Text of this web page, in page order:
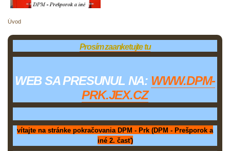
Úvod
Prosím zaanketujte tu
WEB SA PRESUNUL NA: WWW.DPM-
PRK.JEX.CZ
vítajte na stránke pokračovania DPM - Prk (DPM - Prešporok a
iné 2. časť)